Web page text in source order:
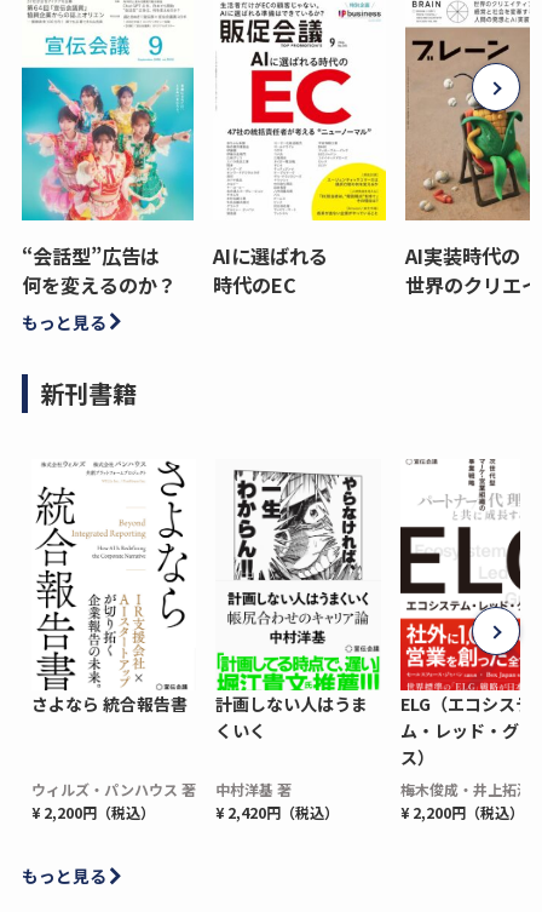
“会話型”広告は
何を変えるのか？
AIに選ばれる
時代のEC
AI実装時代の
世界のクリエ
もっと見る
新刊書籍
さよなら 統合報告書
ウィルズ・パンハウス 著
¥ 2,200円（税込）
計画しない人はうま
くいく
中村洋基 著
¥ 2,420円（税込）
ELG（エコシステ
ム・レッド・グロ
ス）
梅木俊成・井上拓海
¥ 2,200円（税込）
もっと見る